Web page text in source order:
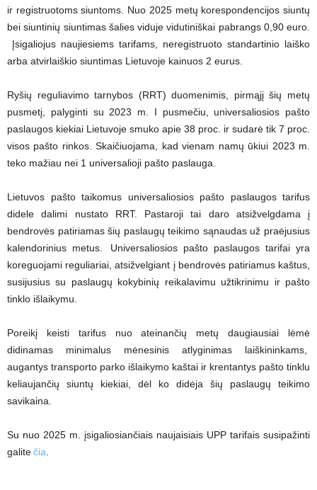
ir registruotoms siuntoms. Nuo 2025 metų korespondencijos siuntų
bei siuntinių siuntimas šalies viduje vidutiniškai pabrangs 0,90 euro.
Įsigaliojus naujiesiems tarifams, neregistruoto standartinio laiško
arba atvirlaiškio siuntimas Lietuvoje kainuos 2 eurus.
Ryšių reguliavimo tarnybos (RRT) duomenimis, pirmąjį šių metų
pusmetį, palyginti su 2023 m. I pusmečiu, universaliosios pašto
paslaugos kiekiai Lietuvoje smuko apie 38 proc. ir sudarė tik 7 proc.
visos pašto rinkos. Skaičiuojama, kad vienam namų ūkiui 2023 m.
teko mažiau nei 1 universalioji pašto paslauga.
Lietuvos pašto taikomus universaliosios pašto paslaugos tarifus
didele dalimi nustato RRT. Pastaroji tai daro atsižvelgdama į
bendrovės patiriamas šių paslaugų teikimo sąnaudas už praėjusius
kalendorinius metus. Universaliosios pašto paslaugos tarifai yra
koreguojami reguliariai, atsižvelgiant į bendrovės patiriamus kaštus,
susijusius su paslaugų kokybinių reikalavimu užtikrinimu ir pašto
tinklo išlaikymu.
Poreikį keisti tarifus nuo ateinančių metų daugiausiai lėmė
didinamas minimalus mėnesinis atlyginimas laiškininkams,
augantys transporto parko išlaikymo kaštai ir krentantys pašto tinklu
keliaujančių siuntų kiekiai, dėl ko didėja šių paslaugų teikimo
savikaina.
Su nuo 2025 m. įsigaliosiančiais naujaisiais UPP tarifais susipažinti
galitečia.